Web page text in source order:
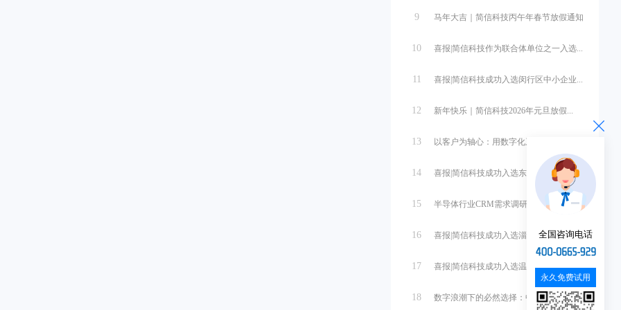
9 马年大吉｜简信科技丙午年春节放假通知
10 喜报|简信科技作为联合体单位之一入选...
11 喜报|简信科技成功入选闵行区中小企业...
12 新年快乐｜简信科技2026年元旦放假...
13 以客户为轴心：用数字化系统重塑销售管...
14 喜报|简信科技成功入选东营市中小企业...
15 半导体行业CRM需求调研与系统设计
16 喜报|简信科技成功入选淄博市中小企业...
17 喜报|简信科技成功入选温州市第一批中...
18 数字浪潮下的必然选择：中小微企业管理...
全国咨询电话
永久免费试用